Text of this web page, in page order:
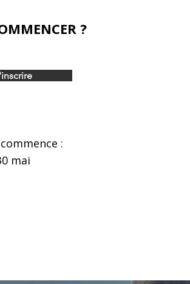
?
:
mai